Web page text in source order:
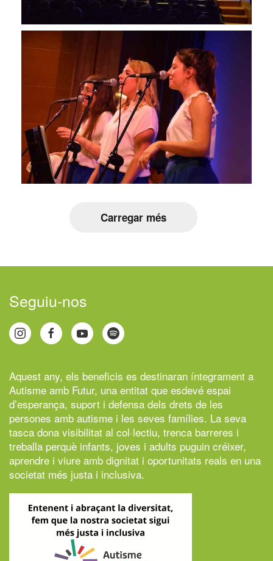
Carregar més
Seguiu-nos
Aquest any, els beneficis es destinaran íntegrament a
Autisme amb Futur, una entitat que esdevé espai
d’esperança, suport i defensa dels drets de les
persones amb autisme i les seves famílies. La seva
tasca dona visibilitat al col·lectiu, trenca barreres i
treballa perquè infants, joves i adults puguin créixer,
aprendre i viure amb dignitat i oportunitats reals en una
societat més justa i inclusiva.